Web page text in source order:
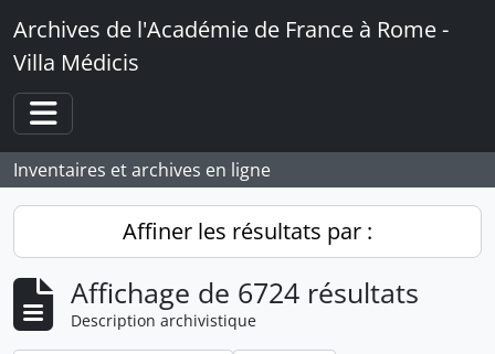
Skip to main content
Archives de l'Académie de France à Rome -
Villa Médicis
Toggle navigation
Inventaires et archives en ligne
Affiner les résultats par :
Affichage de 6724 résultats
Description archivistique